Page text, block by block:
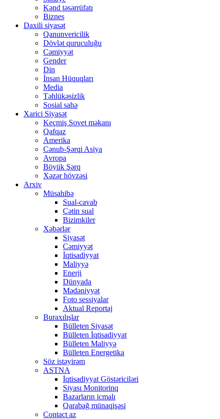
Kənd təsərrüfatı
Biznes
Daxili siyasət
Qanunvericilik
Dövlət quruculuğu
Cəmiyyət
Gender
Din
İnsan Hüquqları
Media
Təhlükəsizlik
Sosial sahə
Xarici Siyasət
Keçmiş Sovet məkanı
Qafqaz
Amerika
Cənub-Şərqi Asiya
Avropa
Böyük Şərq
Xəzər hövzəsi
Arxiv
Müsahibə
Sual-cavab
Çətin sual
Bizimkiler
Xəbərlər
Siyasət
Cəmiyyət
İqtisadiyyat
Maliyyə
Enerji
Dünyada
Mədəniyyət
Foto sessiyalar
Aktual Reportaj
Buraxılışlar
Bülleten Siyasət
Bülleten İqtisadiyyat
Bülleten Maliyyə
Bülleten Energetika
Söz istəyirəm
ASTNA
İqtisadiyyat Göstəriciləri
Siyası Monitorinq
Bazarların icmalı
Qarabağ münaqişəsi
Contact az